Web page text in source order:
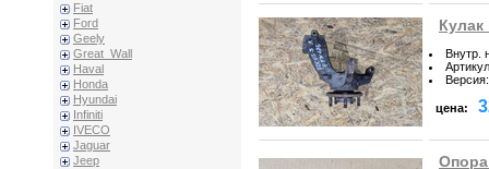
Fiat
Ford
Geely
Great_Wall
Haval
Honda
Hyundai
Infiniti
IVECO
Jaguar
Jeep
Внутр.
Артикул
Версия:
цена:
Опора